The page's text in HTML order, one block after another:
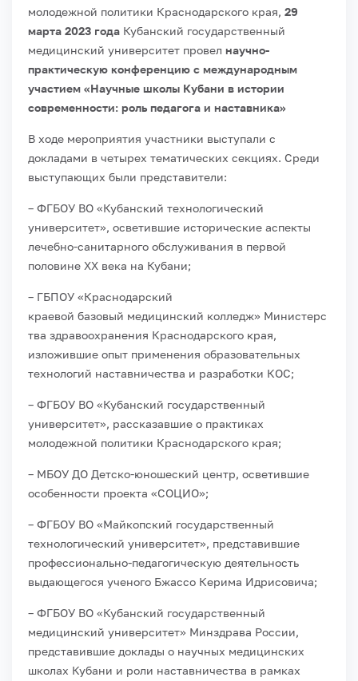
молодежной политики Краснодарского края, 29
марта 2023 года Кубанский государственный
медицинский университет провел научно-
практическую конференцию с международным
участием «Научные школы Кубани в истории
современности: роль педагога и наставника»
В ходе мероприятия участники выступали с
докладами в четырех тематических секциях. Среди
выступающих были представители:
– ФГБОУ ВО «Кубанский технологический
университет», осветившие исторические аспекты
лечебно-санитарного обслуживания в первой
половине XX века на Кубани;
– ГБПОУ «Краснодарский
краевой базовый медицинский колледж» Министерс
тва здравоохранения Краснодарского края,
изложившие опыт применения образовательных
технологий наставничества и разработки КОС;
– ФГБОУ ВО «Кубанский государственный
университет», рассказавшие о практиках
молодежной политики Краснодарского края;
– МБОУ ДО Детско-юношеский центр, осветившие
особенности проекта «СОЦИО»;
– ФГБОУ ВО «Майкопский государственный
технологический университет», представившие
профессионально-педагогическую деятельность
выдающегося ученого Бжассо Керима Идрисовича;
– ФГБОУ ВО «Кубанский государственный
медицинский университет» Минздрава России,
представившие доклады о научных медицинских
школах Кубани и роли наставничества в рамках